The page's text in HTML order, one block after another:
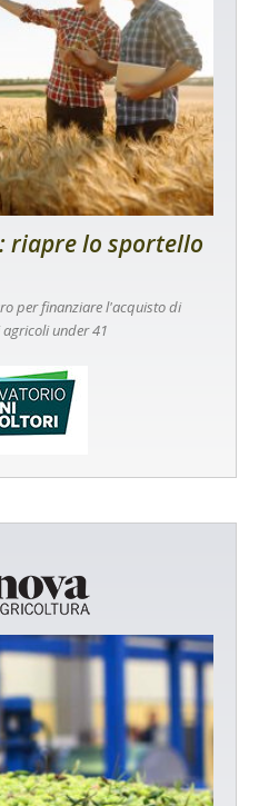
riapre lo sportello
per finanziare l'acquisto di
under 41